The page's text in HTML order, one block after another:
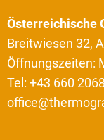
Österreichische
Breitwiesen 32,
Öffnungszeiten:
Tel: +43 660